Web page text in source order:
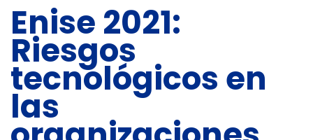
Enise 2021:
Riesgos
tecnológicos en
las